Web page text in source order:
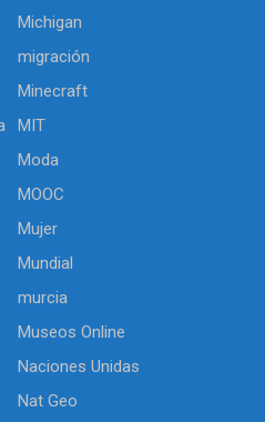
Michigan
migración
Minecraft
MIT
Moda
MOOC
Mujer
Mundial
murcia
Museos Online
Naciones Unidas
Nat Geo